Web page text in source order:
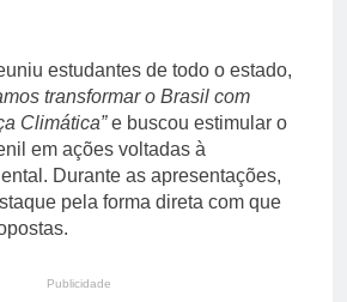
estudantes de todo o estado,
transformar o Brasil com
Climática”e buscou estimular o
em ações voltadas à
Durante as apresentações,
pela forma direta com que
Publicidade